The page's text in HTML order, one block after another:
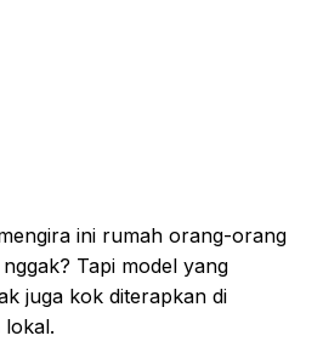
ini rumah orang-orang
Tapi model yang
juga kok diterapkan di
lokal.